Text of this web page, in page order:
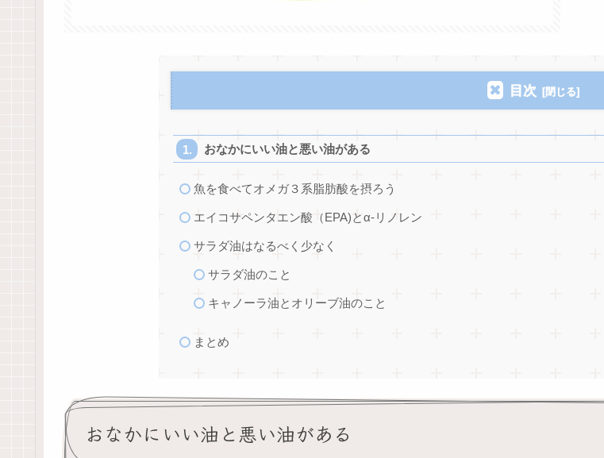
目次
おなかにいい油と悪い油がある
魚を食べてオメガ３系脂肪酸を摂ろう
エイコサペンタエン酸（EPA)とα-リノレン
サラダ油はなるべく少なく
サラダ油のこと
キャノーラ油とオリーブ油のこと
まとめ
おなかにいい油と悪い油がある